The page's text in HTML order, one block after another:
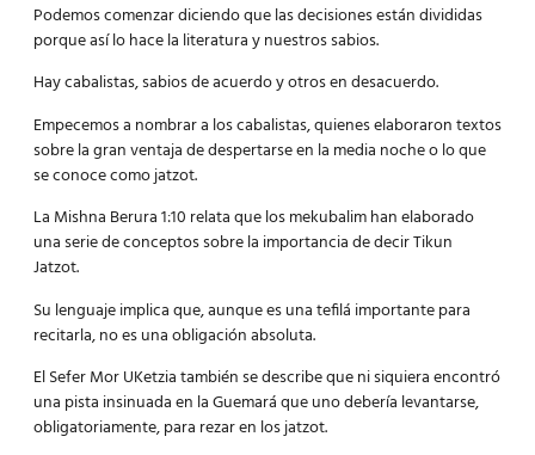
Podemos comenzar diciendo que las decisiones están divididas
porque así lo hace la literatura y nuestros sabios.
Hay cabalistas, sabios de acuerdo y otros en desacuerdo.
Empecemos a nombrar a los cabalistas, quienes elaboraron textos
sobre la gran ventaja de despertarse en la media noche o lo que
se conoce como jatzot.
La Mishna Berura 1:10 relata que los mekubalim han elaborado
una serie de conceptos sobre la importancia de decir Tikun
Jatzot.
Su lenguaje implica que, aunque es una tefilá importante para
recitarla, no es una obligación absoluta.
El Sefer Mor UKetzia también se describe que ni siquiera encontró
una pista insinuada en la Guemará que uno debería levantarse,
obligatoriamente, para rezar en los jatzot.